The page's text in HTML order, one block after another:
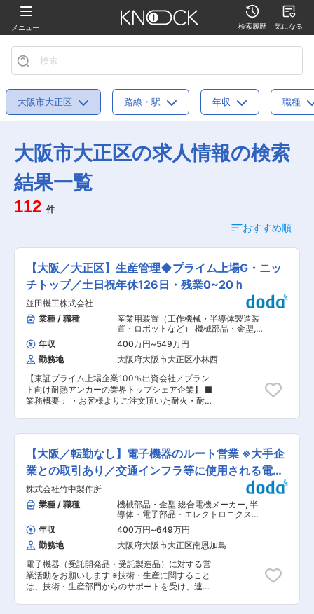
メニュー 検索履歴 気になる
大阪市大正区 路線・駅 年収 職種
大阪市大正区の求人情報の検索
結果一覧
112 件
おすすめ順
【大阪／大正区】生産管理◆プライム上場G・ニッ
チトップ／土日祝年休126日・残業0~20ｈ
並田機工株式会社
業種 / 職種
産業用装置（工作機械・半導体製造装
置・ロボットなど） 機械部品・金型,
製品企画・プロジェクトマネージャー
（機械） 機械・金属加工
年収 400万円~549万円
勤務地
大阪府大阪市大正区小林西
【東証プライム上場企業100％出資会社／プラン
ト向け耐熱アンカーの業界トップシェア企業】 ■
業務概要： ・お客様よりご注文頂いた耐火・耐熱
等）を行って頂きます。 〜求める人物像〜 ・営
業と工場を結ぶ要の部署です。チームワークを大
切にし、円滑なコミュニケーションを取れる方。
・将来的に生産管理部門の中核を担える人材（管
理職候補） ■業務詳細： ・弊社営業部門と製造
部門（自社工場又はサプライヤー）との間で、価
格や納期の調整、見積や発注に関する業務を主に
行って頂きます。 ・見積、発注をする際に弊社主
力製品である耐火・耐熱金物（丸棒加工品、板加
工品）、製缶加工品、リテーナ等の部材の素材寸
法の算出、製品の簡易図面の読解や加工図を作成
した上で加工先の選定、納期調整、発注業務、製
品価格の算出を行って頂きますが、素材寸法の算
出につきましては、基本的には弊社既存システム
により自動算出されますのでご安心下さい。 ■主
要商材の詳細： プラントにおいてなくてはならな
【大阪／転勤なし】電子機器のルート営業 ※大手企
業との取引あり／交通インフラ等に使用される電子
機器
株式会社竹中製作所
業種 / 職種
機械部品・金型 総合電機メーカー, 半
導体・電子部品・エレクトロニクス製
品営業（国内） 装置・工作機械・産業
機械営業（国内）
年収 400万円~649万円
勤務地
大阪府大阪市大正区南恩加島
電子機器（受託開発品・受託製造品）に対する営
業活動をお願いします ※技術・生産に関すること
は、技術・生産部門からのサポートを受け、連携